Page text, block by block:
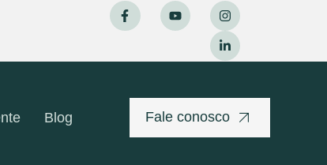
Blog Fale conosco